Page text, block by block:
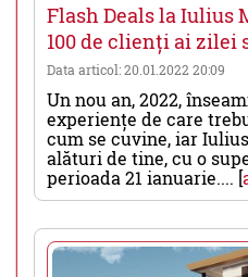
Flash Deals la Iulius
100 de clienți ai zilei
Data articol: 20.01.2022 20:09
Un nou an, 2022,
experiențe de care
cum se cuvine, iar
alături de tine, cu o
perioada 21 ianuarie.... [